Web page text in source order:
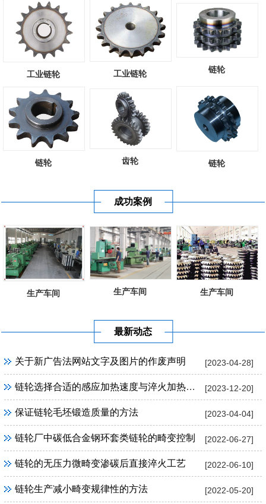
工业链轮 工业链轮 链轮
链轮 齿轮 链轮
成功案例
生产车间 生产车间 生产车间
最新动态
[2023-04-28]
关于新广告法网站文字及图片的作废声明
[2023-12-20]
链轮选择合适的感应加热速度与淬火加热温度
[2023-04-04]
保证链轮毛坯锻造质量的方法
[2022-06-27]
链轮厂中碳低合金钢环套类链轮的畸变控制
[2022-06-10]
链轮的无压力微畸变渗碳后直接淬火工艺
[2022-05-20]
链轮生产减小畸变规律性的方法